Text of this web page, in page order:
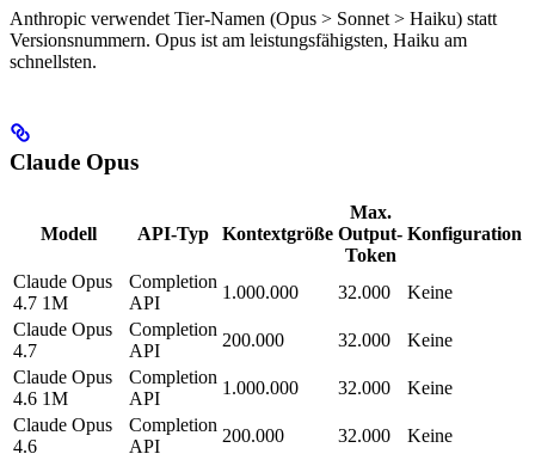
Anthropic verwendet Tier-Namen (Opus > Sonnet > Haiku) statt
Versionsnummern. Opus ist am leistungsfähigsten, Haiku am
schnellsten.
Claude Opus
Modell API-Typ Kontextgröße
Max.
Output-
Token
Konfiguration
Claude Opus
4.7 1M
Completion
API
1.000.000 32.000
Keine
Claude Opus
4.7
Completion
API
200.000 32.000
Keine
Claude Opus
4.6 1M
Completion
API
1.000.000 32.000
Keine
Claude Opus
4.6
Completion
API
200.000 32.000 Keine